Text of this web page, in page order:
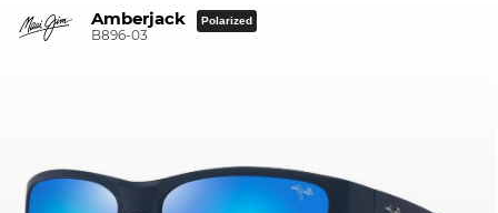
Amberjack
B896-03
Polarized